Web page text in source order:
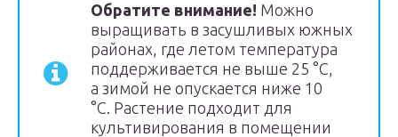
Обратите внимание! Можно
выращивать в засушливых южных
районах, где летом температура
поддерживается не выше 25 °С,
а зимой не опускается ниже 10
°С. Растение подходит для
культивирования в помещении